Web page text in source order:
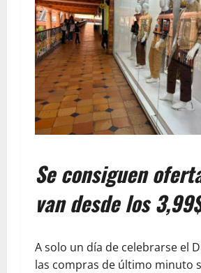
Se consiguen
van desde los
A solo un día de celebrarse el
las compras de último minuto